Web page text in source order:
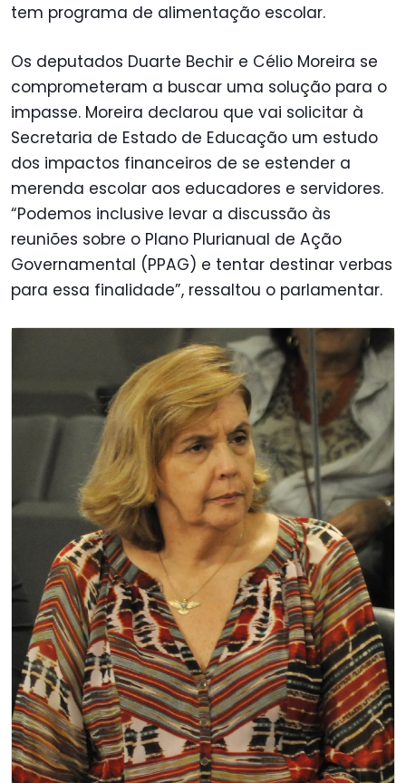
tem programa de alimentação escolar.
Os deputados Duarte Bechir e Célio Moreira se
comprometeram a buscar uma solução para o
impasse. Moreira declarou que vai solicitar à
Secretaria de Estado de Educação um estudo
dos impactos financeiros de se estender a
merenda escolar aos educadores e servidores.
“Podemos inclusive levar a discussão às
reuniões sobre o Plano Plurianual de Ação
Governamental (PPAG) e tentar destinar verbas
para essa finalidade”, ressaltou o parlamentar.